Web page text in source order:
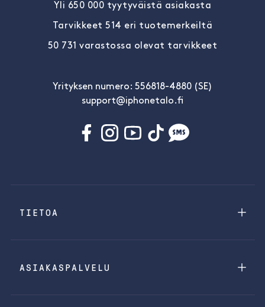
Yli 650 000 tyytyväistä asiakasta
Tarvikkeet 514 eri tuotemerkeiltä
50 731 varastossa olevat tarvikkeet
Yrityksen numero: 556818-4880 (SE)
support@iphonetalo.fi
TIETOA
ASIAKASPALVELU